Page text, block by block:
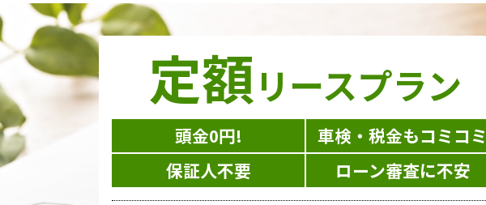
定額リースプラン
頭金0円!
車検・税金もコミコミ
保証人不要
ローン審査に不安